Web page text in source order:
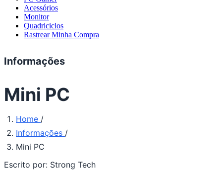
Acessórios
Monitor
Quadriciclos
Rastrear Minha Compra
Informações
Mini PC
Home /
Informações /
Mini PC
Escrito por: Strong Tech